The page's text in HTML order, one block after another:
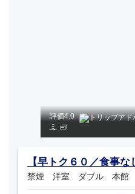
評価4.0
ミ
【早トク６０／食事
禁煙 洋室 ダブル 本館